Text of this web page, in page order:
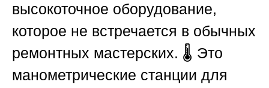
высокоточное оборудование,
которое не встречается в обычных
ремонтных мастерских. 🌡️ Это
манометрические станции для